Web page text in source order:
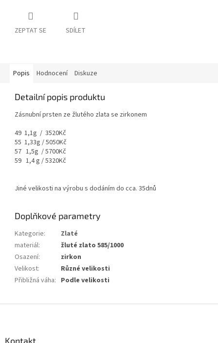
ZEPTAT SE SDÍLET
Popis Hodnocení Diskuze
Detailní popis produktu
Zásnubní prsten ze žlutého zlata se zirkonem
49 1,1g / 3520Kč
55 1,33g / 5050Kč
57 1,5g / 5700Kč
59 1,4 g / 5320Kč
Jiné velikosti na výrobu s dodáním do cca. 35dnů
Doplňkové parametry
Kategorie:
Zlaté
materiál:
žluté zlato 585/1000
Osazení:
zirkon
Velikost:
Různé velikosti
Přibližná váha: Podle velikosti
Kontakt